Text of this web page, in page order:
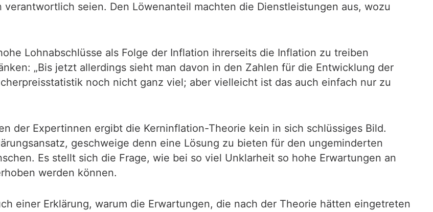
seien. Den Löwenanteil machten die Dienstleistungen aus, wozu
Lohnabschlüsse als Folge der Inflation ihrerseits die Inflation zu treiben
„Bis jetzt allerdings sieht man davon in den Zahlen für die Entwicklung der
noch nicht ganz viel; aber vielleicht ist das auch einfach nur zu
der Expertinnen ergibt die Kerninflation-Theorie kein in sich schlüssiges Bild.
geschweige denn eine Lösung zu bieten für den ungeminderten
Es stellt sich die Frage, wie bei so viel Unklarheit so hohe Erwartungen an
werden können.
einer Erklärung, warum die Erwartungen, die nach der Theorie hätten eingetreten